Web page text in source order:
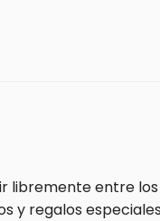
libremente entre
y regalos